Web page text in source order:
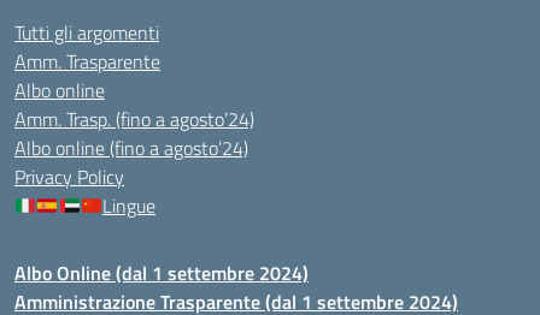
Tutti gli argomenti
Amm. Trasparente
Albo online
Amm. Trasp. (fino a agosto’24)
Albo online (fino a agosto’24)
Privacy Policy
Lingue
Albo Online (dal 1 settembre 2024)
Amministrazione Trasparente (dal 1 settembre 2024)